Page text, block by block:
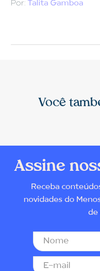
Talita Gamboa
Por:
Você
Assine
Receba
novidades do
de